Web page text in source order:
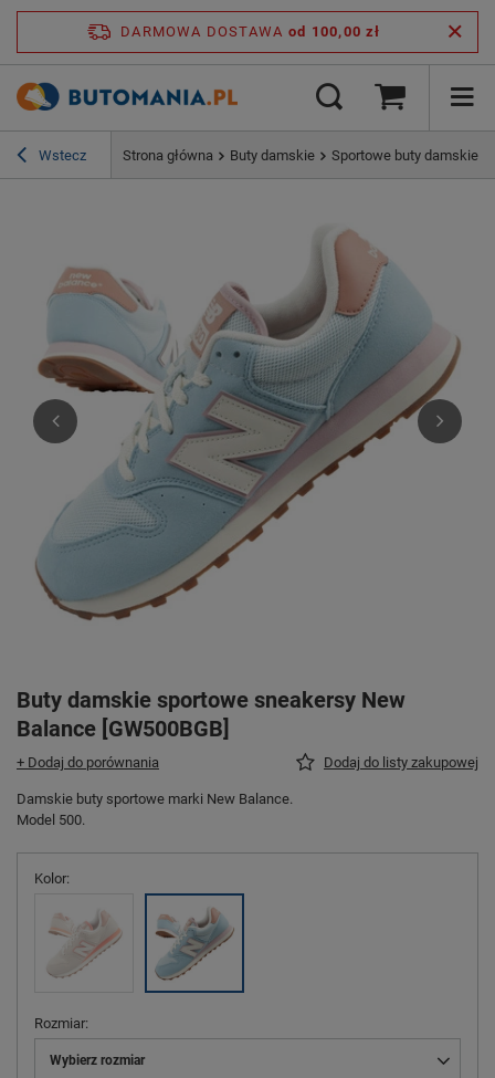
DARMOWA DOSTAWA od 100,00 zł
Wstecz Strona główna Buty damskie Sportowe buty damskie
Buty damskie sportowe sneakersy New
Balance [GW500BGB]
+ Dodaj do porównania Dodaj do listy zakupowej
Damskie buty sportowe marki New Balance.
Model 500.
Kolor
Rozmiar
Wybierz rozmiar